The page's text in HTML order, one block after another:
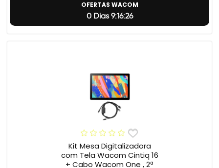
OFERTAS WACOM
0 Dias 9:16:25
Kit Mesa Digitalizadora
com Tela Wacom Cintiq 16
+ Cabo Wacom One , 2ª